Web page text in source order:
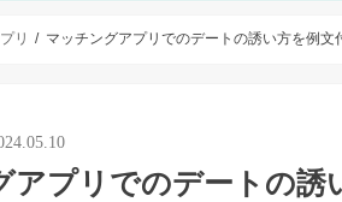
リ マッチングアプリでのデートの誘い方を例
アプリでのデートの誘